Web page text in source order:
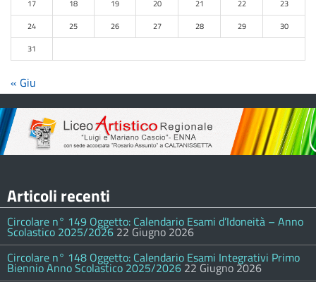
17
18 19 20 21 22
23
24
25 26 27 28 29
30
31
« Giu
Articoli recenti
Circolare n° 149 Oggetto: Calendario Esami d’Idoneità – Anno
Scolastico 2025/2026 22 Giugno 2026
Circolare n° 148 Oggetto: Calendario Esami Integrativi Primo
Biennio Anno Scolastico 2025/2026 22 Giugno 2026